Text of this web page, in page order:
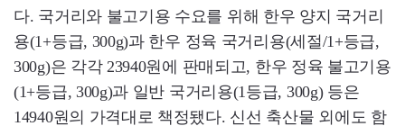
다. 국거리와 불고기용 수요를 위해 한우 양지 국거리
용(1+등급, 300g)과 한우 정육 국거리용(세절/1+등급,
300g)은 각각 23940원에 판매되고, 한우 정육 불고기용
(1+등급, 300g)과 일반 국거리용(1등급, 300g) 등은
14940원의 가격대로 책정됐다. 신선 축산물 외에도 함